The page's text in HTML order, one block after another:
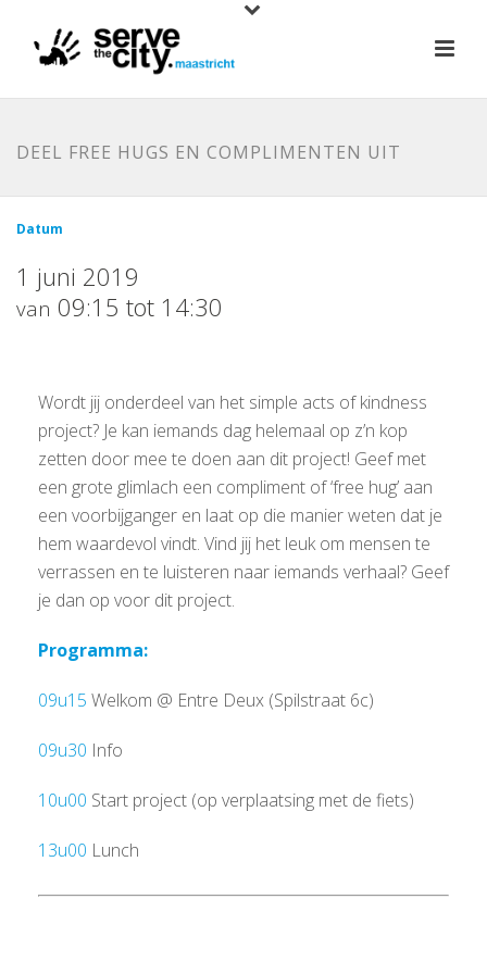
DEEL FREE HUGS EN COMPLIMENTEN UIT
Datum
1 juni 2019
van 09:15 tot 14:30
Wordt jij onderdeel van het simple acts of kindness
project? Je kan iemands dag helemaal op z’n kop
zetten door mee te doen aan dit project! Geef met
een grote glimlach een compliment of ‘free hug’ aan
een voorbijganger en laat op die manier weten dat je
hem waardevol vindt. Vind jij het leuk om mensen te
verrassen en te luisteren naar iemands verhaal? Geef
je dan op voor dit project.
Programma:
09u15 Welkom @ Entre Deux (Spilstraat 6c)
09u30 Info
10u00 Start project (op verplaatsing met de fiets)
13u00 Lunch